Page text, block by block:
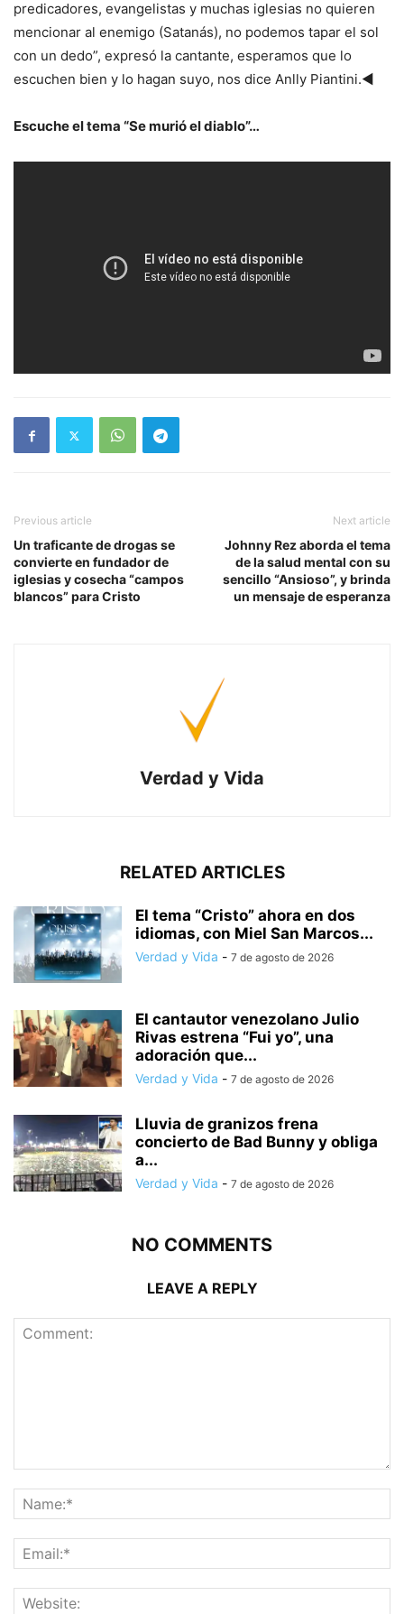
predicadores, evangelistas y muchas iglesias no quieren
mencionar al enemigo (Satanás), no podemos tapar el sol
con un dedo”, expresó la cantante, esperamos que lo
escuchen bien y lo hagan suyo, nos dice Anlly Piantini.◄
Escuche el tema “Se murió el diablo”…
Previous article
Un traficante de drogas se
convierte en fundador de
iglesias y cosecha “campos
blancos” para Cristo
Next article
Johnny Rez aborda el tema
de la salud mental con su
sencillo “Ansioso”, y brinda
un mensaje de esperanza
Verdad y Vida
RELATED ARTICLES
El tema “Cristo” ahora en dos
idiomas, con Miel San Marcos...
Verdad y Vida - 7 de agosto de 2026
El cantautor venezolano Julio
Rivas estrena “Fui yo”, una
adoración que...
Verdad y Vida - 7 de agosto de 2026
Lluvia de granizos frena
concierto de Bad Bunny y obliga
a...
Verdad y Vida - 7 de agosto de 2026
NO COMMENTS
LEAVE A REPLY